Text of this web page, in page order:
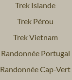
Trek Islande
Trek Pérou
Trek Vietnam
Randonnée Portugal
Randonnée Cap-Vert